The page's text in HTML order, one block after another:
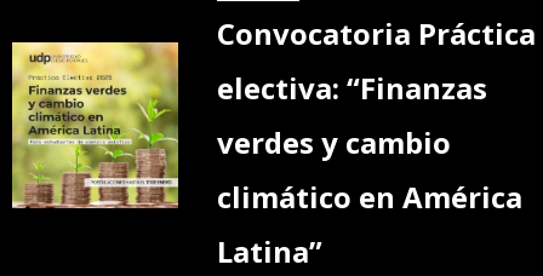
Convocatoria Práctica
electiva: “Finanzas
verdes y cambio
climático en América
Latina”